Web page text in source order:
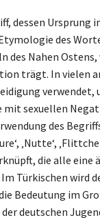
dessen Ursprung
des
des Nahen Ostens,
trägt. In vielen
verwendet,
mit sexuellen
des
‚Nutte‘,
die alle eine
Türkischen wird
Bedeutung im
deutschen